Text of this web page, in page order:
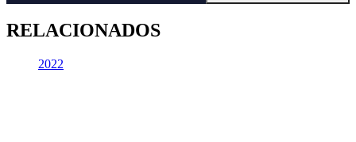
RELACIONADOS
2022